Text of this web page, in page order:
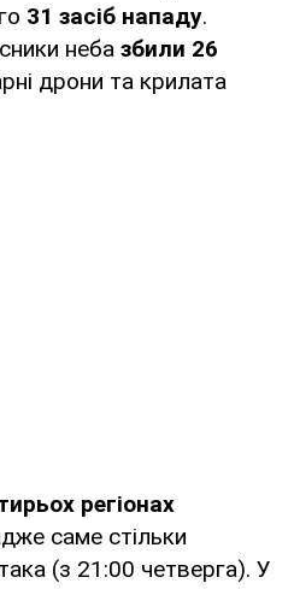
31 засіб нападу.
неба збили 26
дрони та крилата
регіонах
саме стільки
(з 21:00 четверга). У